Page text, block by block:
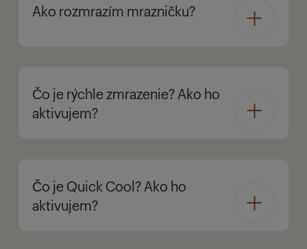
Ako rozmrazím mrazničku?
Čo je rýchle zmrazenie? Ako ho
aktivujem?
Čo je Quick Cool? Ako ho
aktivujem?